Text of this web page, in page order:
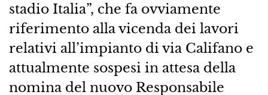
stadio Italia”, che fa ovviamente
riferimento alla vicenda dei lavori
relativi all’impianto di via Califano e
attualmente sospesi in attesa della
nomina del nuovo Responsabile